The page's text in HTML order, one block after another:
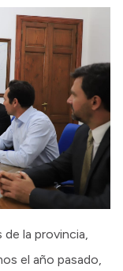
la provincia,
el año pasado,